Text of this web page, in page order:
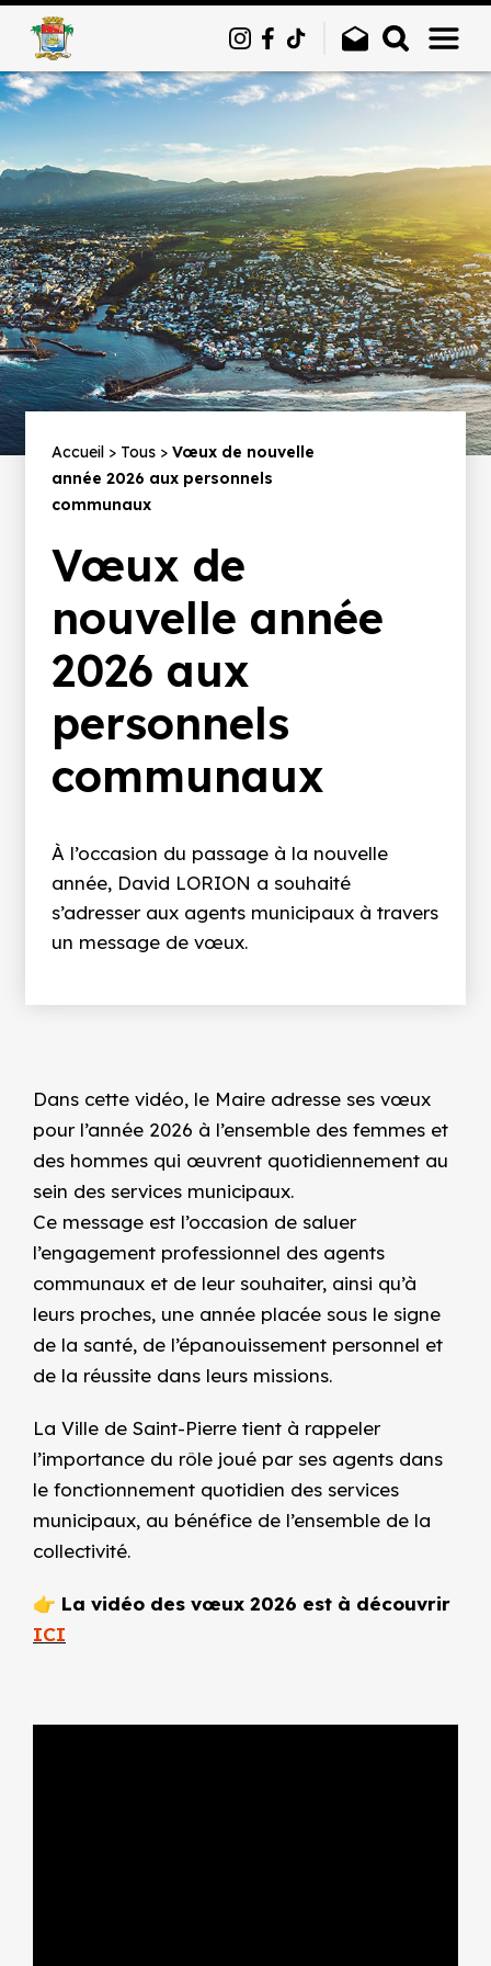
Fil
d'Ariane
Accueil Tous
Vœux de nouvelle
année 2026 aux personnels
communaux
Vœux de
nouvelle année
2026 aux
personnels
communaux
À l’occasion du passage à la nouvelle
année, David LORION a souhaité
s’adresser aux agents municipaux à travers
un message de vœux.
Dans cette vidéo, le Maire adresse ses vœux
pour l’année 2026 à l’ensemble des femmes et
des hommes qui œuvrent quotidiennement au
sein des services municipaux.
Ce message est l’occasion de saluer
l’engagement professionnel des agents
communaux et de leur souhaiter, ainsi qu’à
leurs proches, une année placée sous le signe
de la santé, de l’épanouissement personnel et
de la réussite dans leurs missions.
La Ville de Saint-Pierre tient à rappeler
l’importance du rôle joué par ses agents dans
le fonctionnement quotidien des services
municipaux, au bénéfice de l’ensemble de la
collectivité.
👉 La vidéo des vœux 2026 est à découvrir
ICI
Panneau de gestion des cookies